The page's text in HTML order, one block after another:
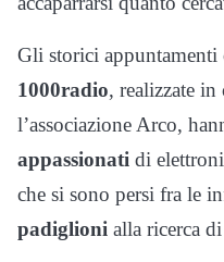
Gli storici appuntamenti
1000radio, realizzate
l’associazione Arco,
appassionati di
che si sono persi fra le
padiglioni alla ricerca